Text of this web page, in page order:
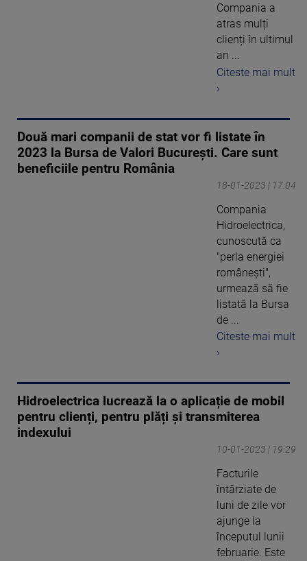
Compania a
atras mulți
clienți în ultimul
an ...
Citeste mai mult
›
Două mari companii de stat vor fi listate în
2023 la Bursa de Valori București. Care sunt
beneficiile pentru România
18-01-2023 | 17:04
Compania
Hidroelectrica,
cunoscută ca
"perla energiei
românești",
urmează să fie
listată la Bursa
de ...
Citeste mai mult
›
Hidroelectrica lucrează la o aplicație de mobil
pentru clienți, pentru plăți și transmiterea
indexului
10-01-2023 | 19:29
Facturile
întârziate de
luni de zile vor
ajunge la
începutul lunii
februarie. Este